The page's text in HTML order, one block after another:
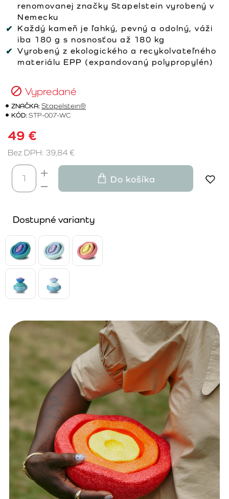
renomovanej značky Stapelstein vyrobený v
Nemecku
Každý kameň je ľahký, pevný a odolný, váži
iba 180 g s nosnosťou až 180 kg
Vyrobený z ekologického a recykolvateľného
materiálu EPP (expandovaný polypropylén)
Vypredané
ZNAČKA:Stapelstein®
KÓD:STP-007-WC
49 €
Bez DPH: 39,84 €
Do košíka
Dostupné varianty